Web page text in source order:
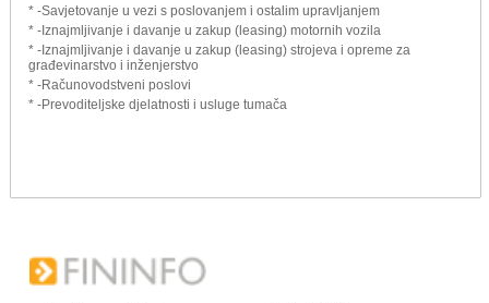
* -Savjetovanje u vezi s poslovanjem i ostalim upravljanjem
* -Iznajmljivanje i davanje u zakup (leasing) motornih vozila
* -Iznajmljivanje i davanje u zakup (leasing) strojeva i opreme za
građevinarstvo i inženjerstvo
* -Računovodstveni poslovi
* -Prevoditeljske djelatnosti i usluge tumača